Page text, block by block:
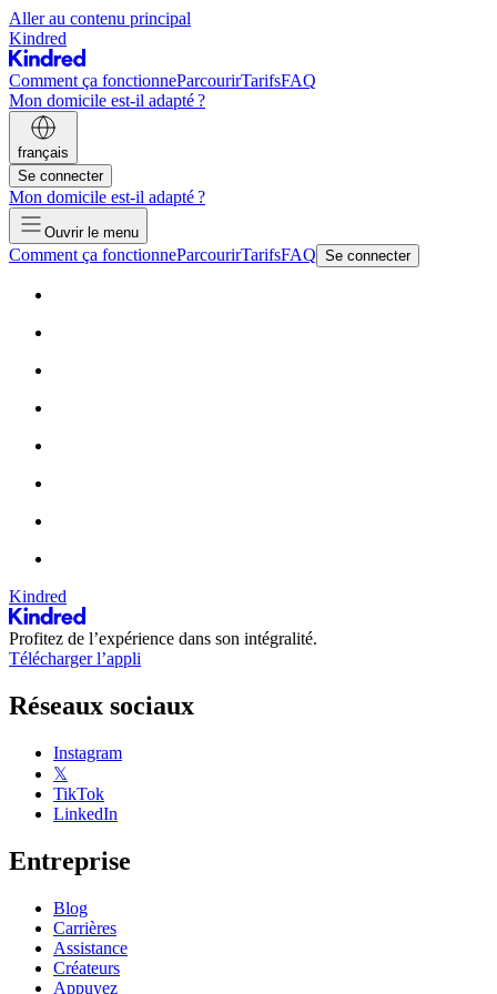
Aller au contenu principal
Kindred
Comment ça fonctionneParcourirTarifsFAQ
Mon domicile est-il adapté ?
français
Se connecter
Mon domicile est-il adapté ?
Ouvrir le menu
Comment ça fonctionneParcourirTarifsFAQ Se connecter
Kindred
Profitez de l’expérience dans son intégralité.
Télécharger l’appli
Réseaux sociaux
Instagram
𝕏
TikTok
LinkedIn
Entreprise
Blog
Carrières
Assistance
Créateurs
Appuyez